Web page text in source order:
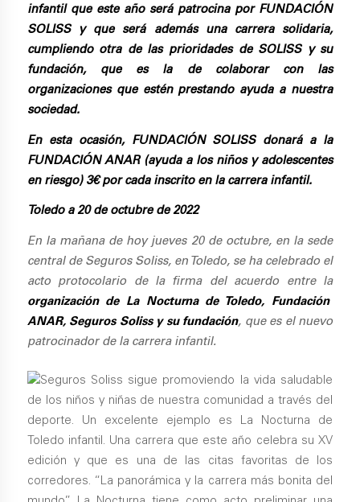
infantil que este año será patrocina por FUNDACIÓN
SOLISSy que será además una carrera solidaria,
cumpliendo otra de las prioridades de SOLISS y su
fundación, que es la de colaborar con las
organizaciones que estén prestando ayuda a nuestra
sociedad.
En esta ocasión, FUNDACIÓN SOLISS donará a la
FUNDACIÓN ANAR (ayuda a los niños y adolescentes
en riesgo) 3€ por cada inscrito en la carrera infantil.
Toledo a 20 de octubre de 2022
En la mañana de hoy jueves 20 de octubre, en la sede
central de Seguros Soliss, en Toledo, se ha celebrado el
acto protocolario de la firma del acuerdo entre la
organización de La Nocturna de Toledo, Fundación
ANAR, Seguros Soliss y su fundación, que es el nuevo
patrocinador de la carrera infantil.